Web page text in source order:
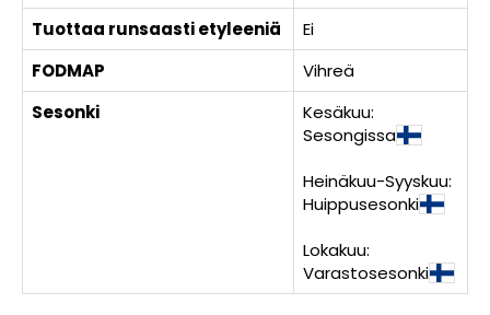
Tuottaa runsaasti etyleeniä
Ei
FODMAP
Vihreä
Sesonki
Kesäkuu:
Sesongissa
Heinäkuu-Syyskuu:
Huippusesonki
Lokakuu:
Varastosesonki